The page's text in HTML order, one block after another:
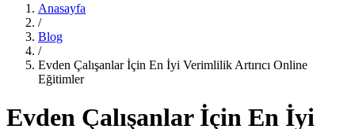
Anasayfa
/
Blog
/
Evden Çalışanlar İçin En İyi Verimlilik Artırıcı Online
Eğitimler
Evden Çalışanlar İçin En İyi